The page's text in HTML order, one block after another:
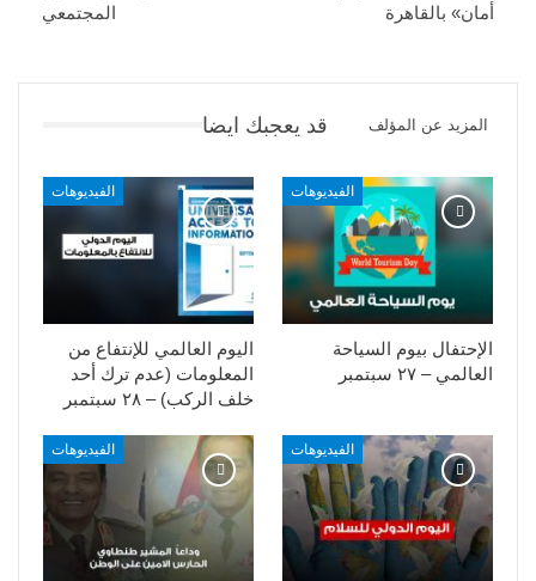
المجتمعي
أمان» بالقاهرة
قد يعجبك ايضا المزيد عن المؤلف
الفيديوهات
اليوم العالمي للإنتفاع من
المعلومات (عدم ترك أحد
خلف الركب) – ٢٨ سبتمبر
الفيديوهات
الإحتفال بيوم السياحة
العالمي – ٢٧ سبتمبر
الفيديوهات الفيديوهات